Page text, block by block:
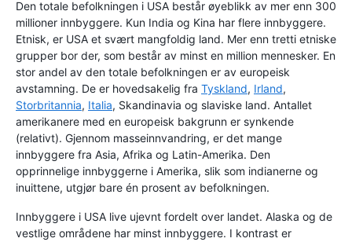
Den totale befolkningen i USA består øyeblikk av mer enn 300
millioner innbyggere. Kun India og Kina har flere innbyggere.
Etnisk, er USA et svært mangfoldig land. Mer enn tretti etniske
grupper bor der, som består av minst en million mennesker. En
stor andel av den totale befolkningen er av europeisk
avstamning. De er hovedsakelig fra Tyskland, Irland,
Storbritannia, Italia, Skandinavia og slaviske land. Antallet
amerikanere med en europeisk bakgrunn er synkende
(relativt). Gjennom masseinnvandring, er det mange
innbyggere fra Asia, Afrika og Latin-Amerika. Den
opprinnelige innbyggerne i Amerika, slik som indianerne og
inuittene, utgjør bare én prosent av befolkningen.
Innbyggere i USA live ujevnt fordelt over landet. Alaska og de
vestlige områdene har minst innbyggere. I kontrast er